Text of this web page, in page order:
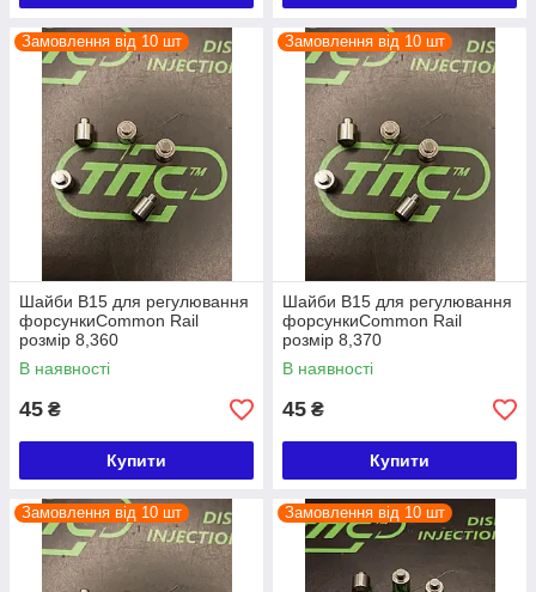
Замовлення від 10 шт
Шайби B15 для регулювання
форсункиCommon Rail
розмір 8,360
В наявності
45 ₴
Купити
Замовлення від 10 шт
Шайби B15 для регулювання
форсункиCommon Rail
розмір 8,370
В наявності
45 ₴
Купити
Замовлення від 10 шт Замовлення від 10 шт